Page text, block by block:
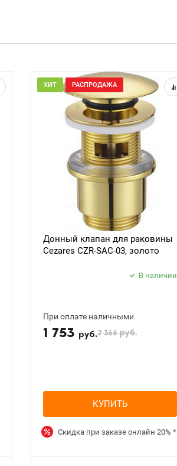
ХИТ РАСПРОДАЖА
Донный клапан для раковины
Cezares CZR-SAC-03, золото
В наличии
При оплате наличными
1 753 руб.2 366руб.
КУПИТЬ
Скидка при заказе онлайн 20% *